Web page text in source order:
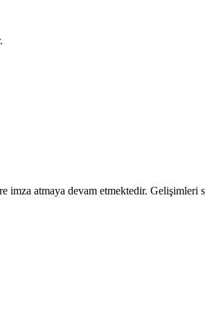
imza atmaya devam etmektedir. Gelişimleri